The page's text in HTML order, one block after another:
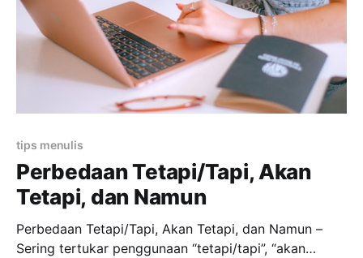
tips menulis
Perbedaan Tetapi/Tapi, Akan
Tetapi, dan Namun
Perbedaan Tetapi/Tapi, Akan Tetapi, dan Namun –
Sering tertukar penggunaan “tetapi/tapi”, “akan